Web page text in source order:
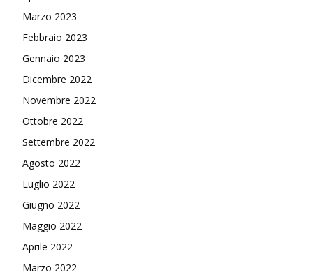
Marzo 2023
Febbraio 2023
Gennaio 2023
Dicembre 2022
Novembre 2022
Ottobre 2022
Settembre 2022
Agosto 2022
Luglio 2022
Giugno 2022
Maggio 2022
Aprile 2022
Marzo 2022